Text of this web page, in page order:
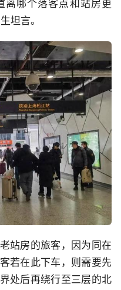
离哪个落客点和站房更
坦言。
站房的旅客，因为同在
若在此下车，则需要先
处后再绕行至三层的北